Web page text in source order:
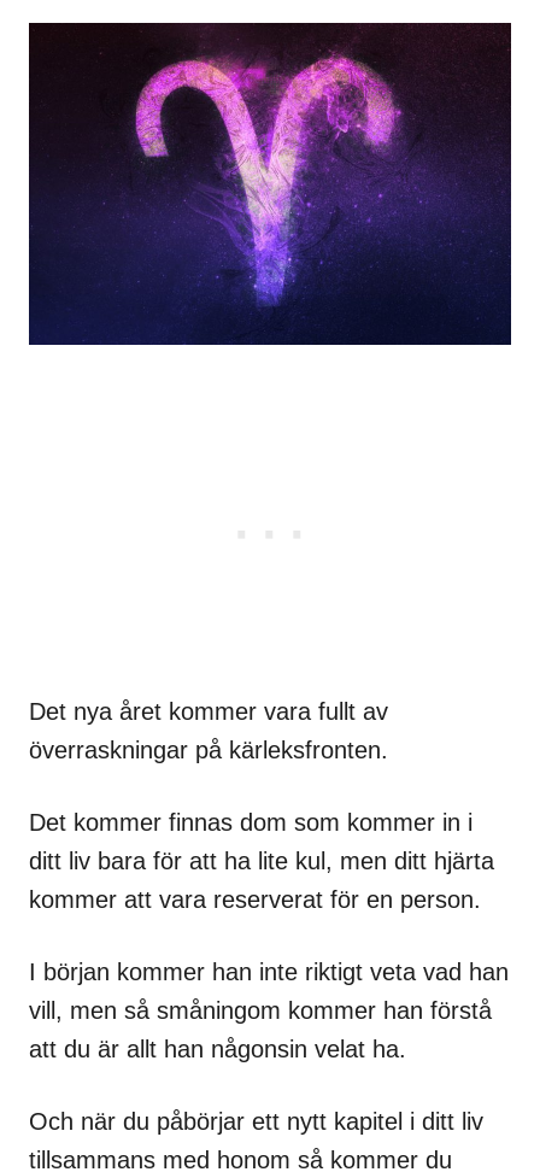
Det nya året kommer vara fullt av
överraskningar på kärleksfronten.
Det kommer finnas dom som kommer in i
ditt liv bara för att ha lite kul, men ditt hjärta
kommer att vara reserverat för en person.
I början kommer han inte riktigt veta vad han
vill, men så småningom kommer han förstå
att du är allt han någonsin velat ha.
Och när du påbörjar ett nytt kapitel i ditt liv
tillsammans med honom så kommer du